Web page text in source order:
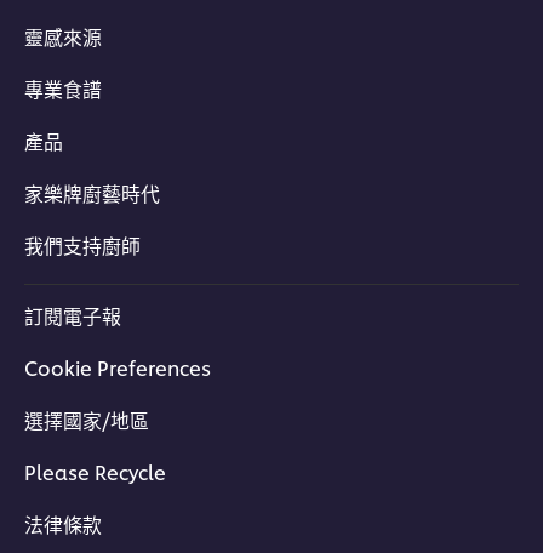
靈感來源
專業食譜
產品
家樂牌廚藝時代
我們支持廚師
訂閱電子報
Cookie Preferences
選擇國家/地區
Please Recycle
法律條款